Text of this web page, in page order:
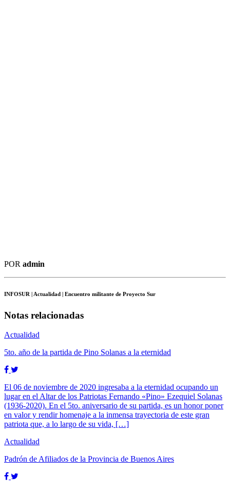
POR admin
INFOSUR | Actualidad | Encuentro militante de Proyecto Sur
Notas relacionadas
Actualidad
5to. año de la partida de Pino Solanas a la eternidad
El 06 de noviembre de 2020 ingresaba a la eternidad ocupando un
lugar en el Altar de los Patriotas Fernando «Pino» Ezequiel Solanas
(1936-2020). En el 5to. aniversario de su partida, es un honor poner
en valor y rendir homenaje a la inmensa trayectoria de este gran
patriota que, a lo largo de su vida, […]
Actualidad
Padrón de Afiliados de la Provincia de Buenos Aires